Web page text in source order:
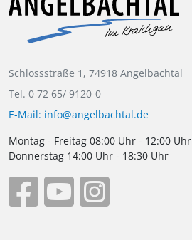
Schlossstraße 1, 74918 Angelbachtal
Tel. 0 72 65/ 9120-0
E-Mail: info@angelbachtal.de
Montag - Freitag 08:00 Uhr - 12:00 Uhr
Donnerstag 14:00 Uhr - 18:30 Uhr